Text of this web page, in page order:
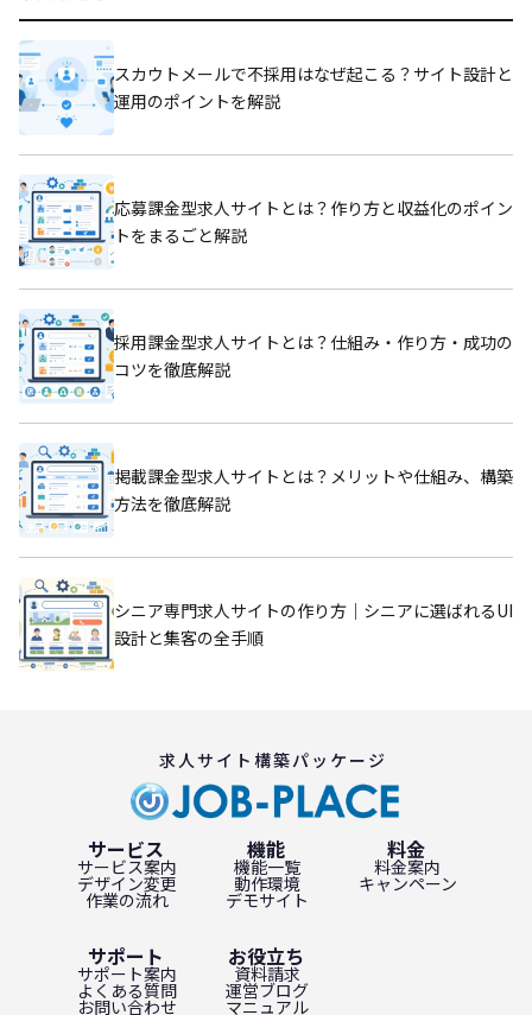
スカウトメールで不採用はなぜ起こる？サイト設計と
運用のポイントを解説
応募課金型求人サイトとは？作り方と収益化のポイン
トをまるごと解説
採用課金型求人サイトとは？仕組み・作り方・成功の
コツを徹底解説
掲載課金型求人サイトとは？メリットや仕組み、構築
方法を徹底解説
シニア専門求人サイトの作り方｜シニアに選ばれるUI
設計と集客の全手順
求人サイト構築パッケージ
サービス
サービス案内
デザイン変更
作業の流れ
機能
機能一覧
動作環境
デモサイト
料金
料金案内
キャンペーン
サポート
サポート案内
よくある質問
お問い合わせ
お役立ち
資料請求
運営ブログ
マニュアル